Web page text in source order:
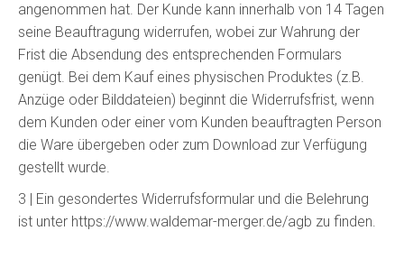
angenommen hat. Der Kunde kann innerhalb von 14 Tagen
seine Beauftragung widerrufen, wobei zur Wahrung der
Frist die Absendung des entsprechenden Formulars
genügt. Bei dem Kauf eines physischen Produktes (z.B.
Anzüge oder Bilddateien) beginnt die Widerrufsfrist, wenn
dem Kunden oder einer vom Kunden beauftragten Person
die Ware übergeben oder zum Download zur Verfügung
gestellt wurde.
3 | Ein gesondertes Widerrufsformular und die Belehrung
ist unter https://www.waldemar-merger.de/agb zu finden.